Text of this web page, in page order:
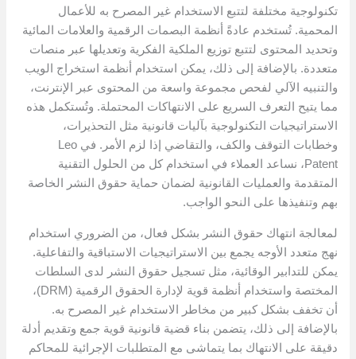
تكنولوجية مختلفة لتتبع الاستخدام غير المصرح به للأعمال
المحمية. تُستخدم عادةً أنظمة البصمات الرقمية والعلامات المائية
وتحديد المحتوى لتتبع توزيع الملكية الفكرية وتعديلها عبر منصات
متعددة. بالإضافة إلى ذلك، يمكن استخدام أنظمة استخراج الويب
والتنبيه الآلي لفحص مجموعة واسعة من المحتوى عبر الإنترنت،
مما يتيح التعرف السريع على الانتهاكات المحتملة. وتُستكمل هذه
الاستراتيجيات التكنولوجية بآليات قانونية مثل التحذيرات،
وخطابات التوقف والكف، والتقاضي إذا لزم الأمر. في Leo
Patent، نساعد العملاء في استخدام كل من الحلول التقنية
المتقدمة والعمليات القانونية لضمان حماية حقوق النشر الخاصة
بهم وتنفيذها على النحو الواجب.
لمعالجة انتهاك حقوق النشر بشكل فعال، من الضروري استخدام
نهج متعدد الأوجه يجمع بين الاستراتيجيات الاستباقية والتفاعلية.
يمكن للتدابير الوقائية، مثل تسجيل حقوق النشر لدى السلطات
المختصة واستخدام أنظمة قوية لإدارة الحقوق الرقمية (DRM)،
أن تخفف بشكل كبير من مخاطر الاستخدام غير المصرح به.
بالإضافة إلى ذلك، يتضمن بناء قضية قانونية قوية جمع وتقديم أدلة
دقيقة على الانتهاك بما يتماشى مع المتطلبات الإجرائية للمحاكم